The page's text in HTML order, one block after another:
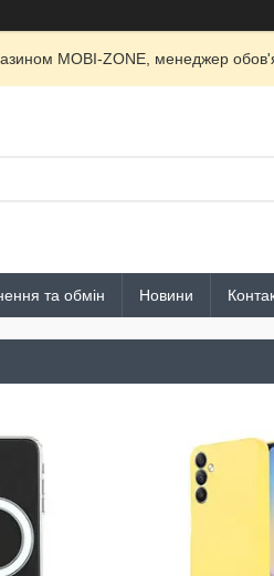
MOBI-ZONE, менеджер
та обмін Новини